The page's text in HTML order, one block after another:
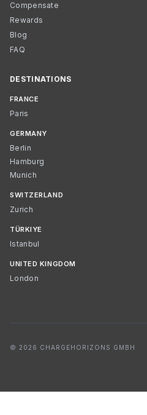
Compensate
Rewards
Blog
FAQ
DESTINATIONS
FRANCE
Paris
GERMANY
Berlin
Hamburg
Munich
SWITZERLAND
Zurich
TÜRKIYE
Istanbul
UNITED KINGDOM
London
© 2026 CHARGEHORIZONS GMBH